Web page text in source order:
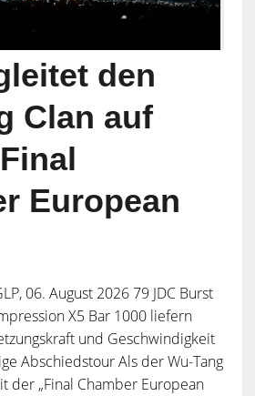
den
Clan auf
European
06. August 2026 79 JDC Burst
X5 Bar 1000 liefern
und Geschwindigkeit
Abschiedstour Als der Wu-Tang
der „Final Chamber European